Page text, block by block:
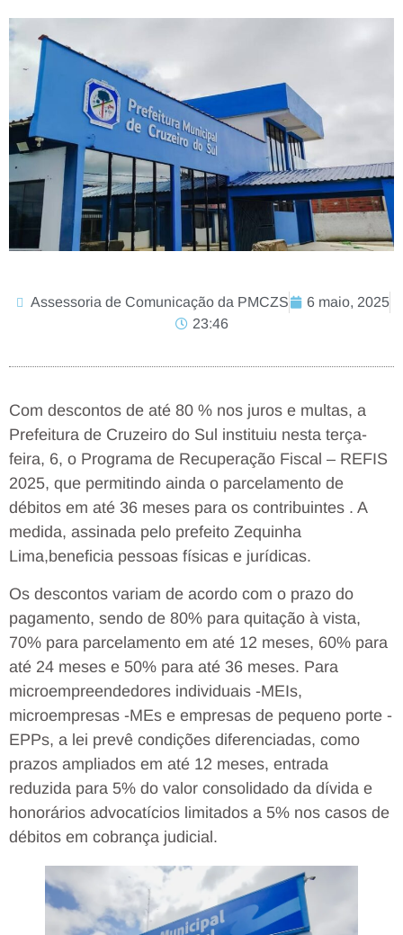
Assessoria de Comunicação da PMCZS
6 maio, 2025
23:46
Com descontos de até 80 % nos juros e multas, a
Prefeitura de Cruzeiro do Sul instituiu nesta terça-
feira, 6, o Programa de Recuperação Fiscal – REFIS
2025, que permitindo ainda o parcelamento de
débitos em até 36 meses para os contribuintes . A
medida, assinada pelo prefeito Zequinha
Lima,beneficia pessoas físicas e jurídicas.
Os descontos variam de acordo com o prazo do
pagamento, sendo de 80% para quitação à vista,
70% para parcelamento em até 12 meses, 60% para
até 24 meses e 50% para até 36 meses. Para
microempreendedores individuais -MEIs,
microempresas -MEs e empresas de pequeno porte -
EPPs, a lei prevê condições diferenciadas, como
prazos ampliados em até 12 meses, entrada
reduzida para 5% do valor consolidado da dívida e
honorários advocatícios limitados a 5% nos casos de
débitos em cobrança judicial.